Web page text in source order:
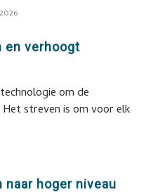
en verhoogt
om de
streven is om voor elk
hoger niveau